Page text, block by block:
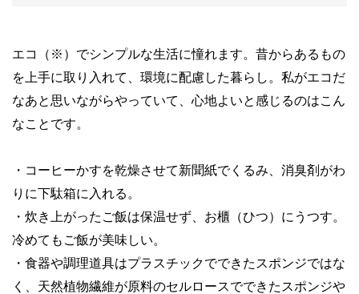
エコ（※）でシンプルな生活に憧れます。昔からあるもの
を上手に取り入れて、環境に配慮した暮らし。私がエコだ
なあと思いながらやっていて、心地よいと感じるのはこん
なことです。
・コーヒーかすを乾燥させて新聞紙でくるみ、消臭剤がわ
りに下駄箱に入れる。
・炊き上がったご飯は保温せず、お櫃（ひつ）にうつす。
冷めてもご飯が美味しい。
・食器や調理道具はプラスチックでできたスポンジではな
く、天然植物繊維が原料のセルロースでできたスポンジや